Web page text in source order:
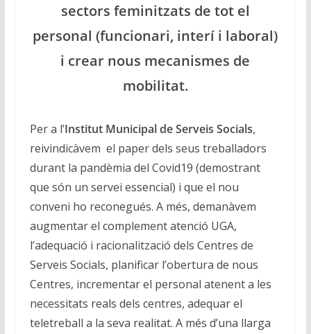
sectors feminitzats de tot el
personal (funcionari, interí i laboral)
i crear nous mecanismes de
mobilitat.
Per a l’Institut Municipal de Serveis Socials,
reivindicàvem el paper dels seus treballadors
durant la pandèmia del Covid19 (demostrant
que són un servei essencial) i que el nou
conveni ho reconegués. A més, demanàvem
augmentar el complement atenció UGA,
l’adequació i racionalització dels Centres de
Serveis Socials, planificar l’obertura de nous
Centres, incrementar el personal atenent a les
necessitats reals dels centres, adequar el
teletreball a la seva realitat. A més d’una llarga